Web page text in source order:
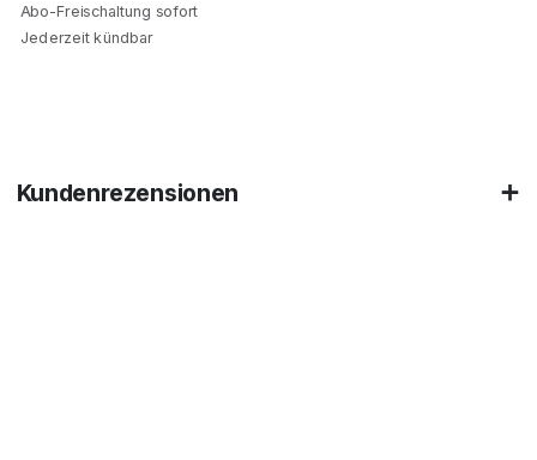
Abo-Freischaltung sofort
Jederzeit kündbar
Kundenrezensionen